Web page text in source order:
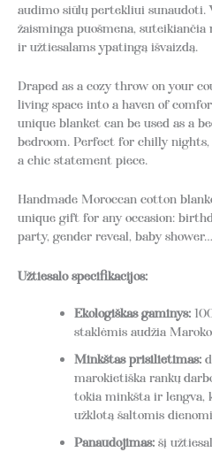
audimo siūlų pertekliui
žaisminga puošmena,
ir užtiesalams ypatingą išvaizdą.
Draped as a cozy throw on your
living space into a haven of
unique blanket can be used as a
bedroom. Perfect for chilly
a chic statement piece.
Handmade Moroccan cotton
unique gift for any occasion:
party, gender reveal, baby shower…
Užtiesalo specifikacijos:
Ekologiškas gaminys:
staklėmis audžia
Minkštas prisilietimas:
marokietiška rankų
tokia minkšta ir lengva,
užklotą šaltomis
Panaudojimas:šį